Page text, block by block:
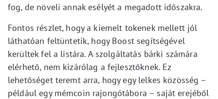
fog, de növeli annak esélyét a megadott időszakra.
Fontos részlet, hogy a kiemelt tokenek mellett jól
láthatóan feltüntetik, hogy Boost segítségével
kerültek fel a listára. A szolgáltatás bárki számára
elérhető, nem kizárólag a fejlesztőknek. Ez
lehetőséget teremt arra, hogy egy lelkes közösség –
például egy mémcoin rajongótábora – saját erejéből